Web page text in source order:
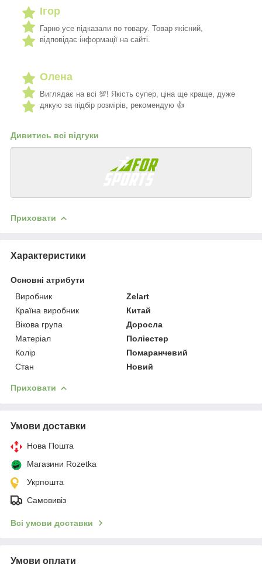
Ігор
Гарно усе підказали по товару. Товар якісний,
відповідає інформації на сайті.
Олена
Виглядає на всі 💯! Якість супер, ціна ще краще, дуже
дякую за підбір розмірів, рекомендую 👍
Дивитись всі відгуки
Приховати
Характеристики
Основні атрибути
Виробник
Zelart
Країна виробник
Китай
Вікова група
Доросла
Матеріал
Поліестер
Колір
Помаранчевий
Стан
Новий
Приховати
Умови доставки
Нова Пошта
Магазини Rozetka
Укрпошта
Самовивіз
Всі умови доставки
Умови оплати